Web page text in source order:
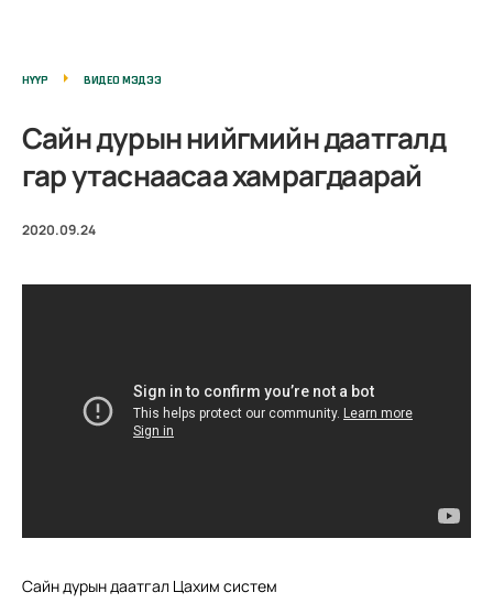
НҮҮР ВИДЕО МЭДЭЭ
Сайн дурын нийгмийн даатгалд
гар утаснаасаа хамрагдаарай
2020.09.24
Сайн дурын даатгал Цахим систем